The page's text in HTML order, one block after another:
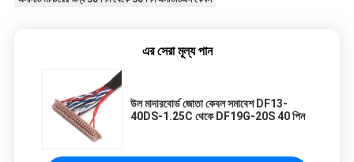
এর সেরা মূল্য পান
উল মাদারবোর্ড জোতা কেবল সমাবেশ DF13-
40DS-1.25C থেকে DF19G-20S 40 পিন